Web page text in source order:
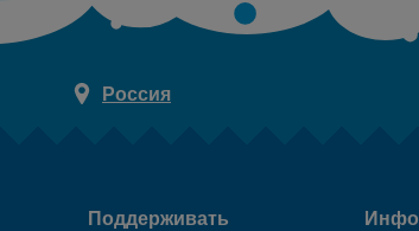
Россия
Поддерживать